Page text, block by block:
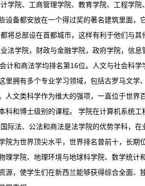
学院、工商管理学院、教育学院、工程学院
备都安放在一个得过奖的著名建筑里面，
将总部设在首都城市，这样有利于他们与
法学院，财政与金融学院，政府学院， 信息
计和商法学均排名第16位。
人文与社会科
里拥有多个专业学习领域，包括古罗马文学
人文类科学作为维大的强项，一直位于世界百
科和博士级别的课程。 学院在计算机系统
际法、公法和商法是法学院的优势学科，
院为世界顶尖水平，世界排名曾前十，长期
理学院、地理环境与地球科学院、数学统计
源，使学生们在新西兰能够获得综合全面